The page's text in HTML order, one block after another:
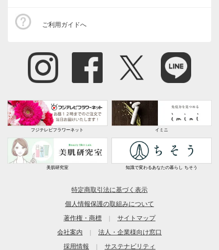
ご利用ガイドへ
フジテレビフラワーネット イミニ
美肌研究室 知識で変わるあなたの暮らし ちそう
特定商取引法に基づく表示
個人情報保護の取組みについて
著作権・商標
｜
サイトマップ
会社案内
｜
法人・企業様向け窓口
採用情報
｜ サステナビリティ